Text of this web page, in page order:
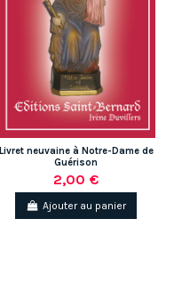
Livret neuvaine à Notre-Dame de
Guérison
2,00 €
Ajouter au panier